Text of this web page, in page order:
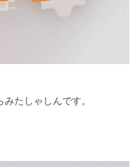
たしゃしんです。